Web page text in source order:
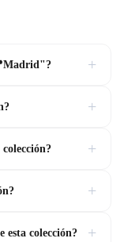
+
+
+
+
esta colección? +